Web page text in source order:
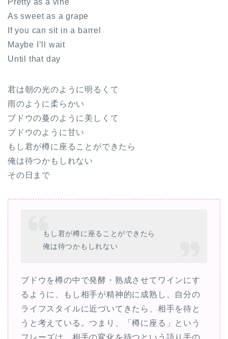
Pretty as a vine
As sweet as a grape
If you can sit in a barrel
Maybe I’ll wait
Until that day
君は朝の光のように明るくて
雨のように柔らかい
ブドウの蔓のように美しくて
ブドウのように甘い
もし君が樽に座ることができたら
俺は待つかもしれない
その日まで
もし君が樽に座ることができたら
俺は待つかもしれない
ブドウを樽の中で発酵・熟成させてワインにす
るように、もし相手が精神的に成熟し、自分の
ライフスタイルに近づいてきたら、相手を待と
うと考えている。つまり、「樽に座る」という
フレーズは、相手の変化を待つという語り手の